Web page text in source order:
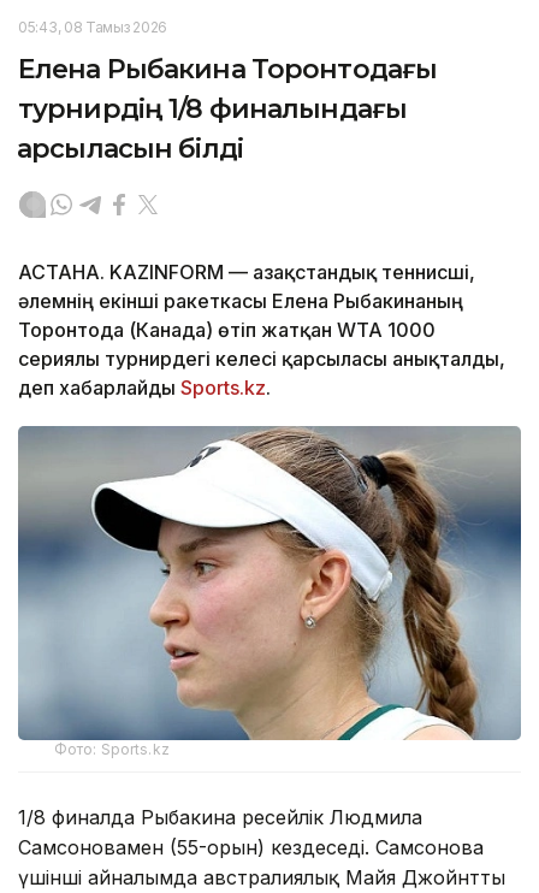
05:43, 08 Тамыз 2026
Елена Рыбакина Торонтодағы
турнирдің 1/8 финалындағы
қарсыласын білді
АСТАНА. KAZINFORM — Қазақстандық теннисші,
әлемнің екінші ракеткасы Елена Рыбакинаның
Торонтода (Канада) өтіп жатқан WTA 1000
сериялы турнирдегі келесі қарсыласы анықталды,
деп хабарлайды Sports.kz.
Фото: Sports.kz
1/8 финалда Рыбакина ресейлік Людмила
Самсоновамен (55-орын) кездеседі. Самсонова
үшінші айналымда австралиялық Майя Джойнтты